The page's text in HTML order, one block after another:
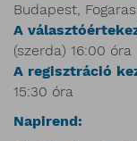
Budapest,
A
(szerda) 16:00 óra
A regisztráció
15:30 óra
Napirend: